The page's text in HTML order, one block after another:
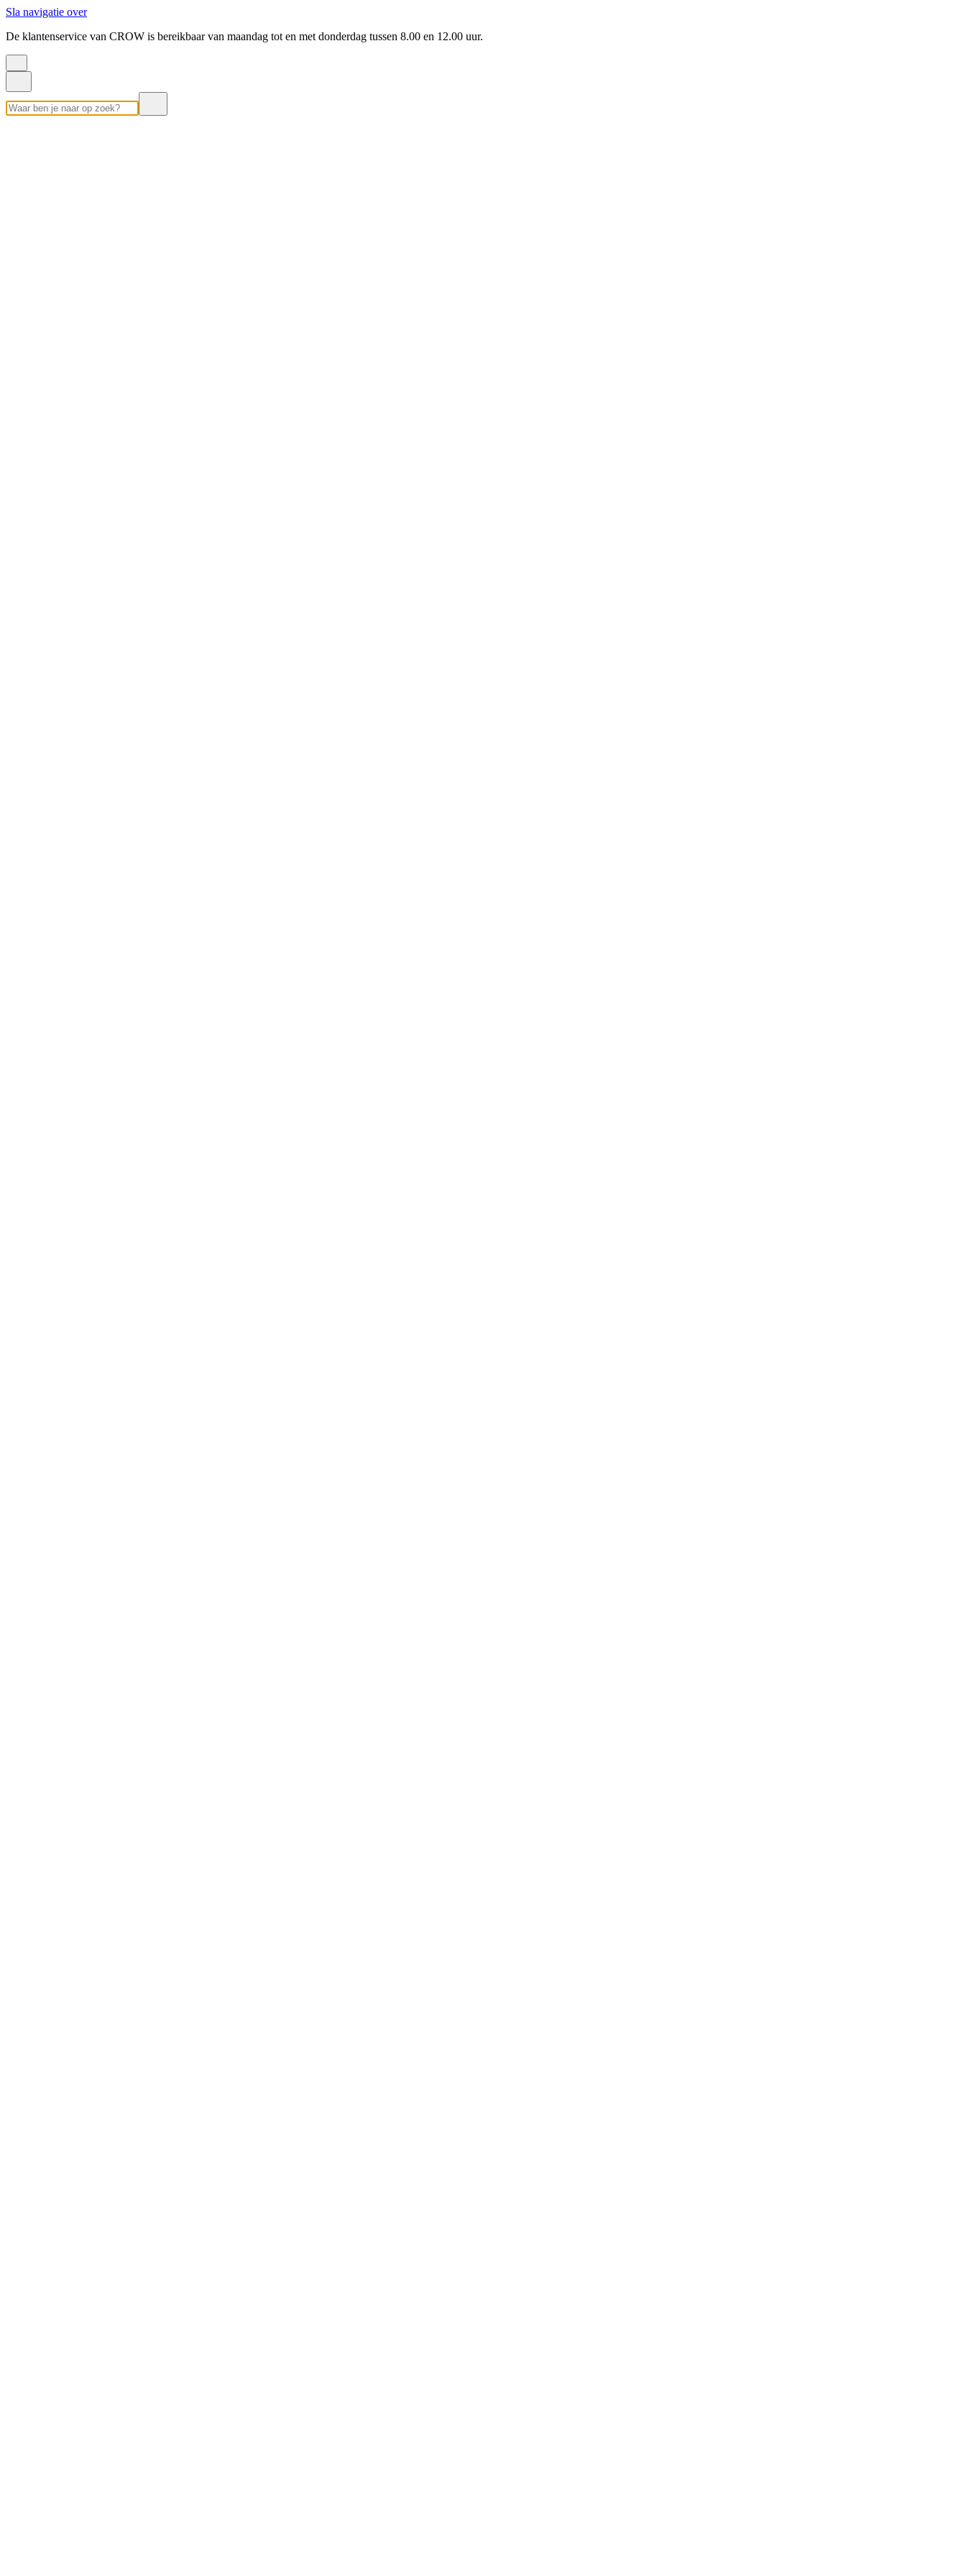
Sla navigatie over
De klantenservice van CROW is bereikbaar van maandag tot en met donderdag tussen 8.00 en 12.00 uur.